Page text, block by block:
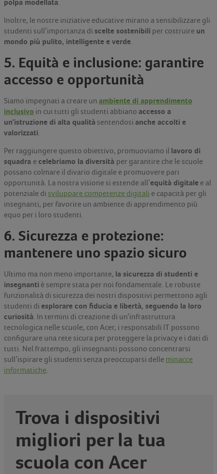
polpa modellata.
Inoltre, le nostre iniziative educative mirano a sensibilizzare gli
studenti sull’importanza di scelte sostenibili per costruire un
mondo più pulito, intelligente e verde.
5. Equità e inclusione: garantire
accesso e opportunità
Siamo impegnati a creare un ambiente di apprendimento
inclusivo in cui tutti gli studenti abbiano accesso a
un’istruzione di alta qualità sentendosi anche accolti e
valorizzati.
Per raggiungere questo obiettivo, promuoviamo il lavoro di
squadra e celebriamo la diversità per garantire che le scuole
possano colmare il divario digitale e promuovere pari
opportunità. La nostra visione si estende all’equità digitale e al
potenziale di sviluppare competenze digitali e capacità per gli
insegnanti, per favorire un ambiente di apprendimento più
equo per i loro studenti.
6. Sicurezza e protezione:
mantenere uno spazio sicuro
Ultimo ma non meno importante, la sicurezza di studenti e
insegnanti è sempre stata per noi fondamentale. Le robuste
funzionalità di sicurezza dei nostri dispositivi permettono agli
studenti di esplorare con fiducia e libertà, seguendo la loro
curiosità. In termini di creazione di un’infrastruttura
tecnologica nelle scuole, con Acer, i responsabili IT possono
configurare una rete sicura per proteggere la privacy e i dati di
tutti. Nel frattempo, gli insegnanti possono concentrarsi
sull’ispirare gli studenti senza preoccuparsi delle minacce
informatiche.
Trova i dispositivi
migliori per la tua
scuola con Acer